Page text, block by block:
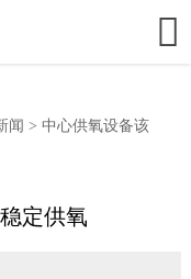

闻 > 中心供氧设备该
定供氧